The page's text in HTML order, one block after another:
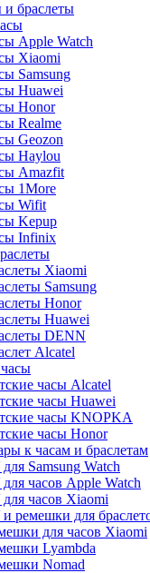
браслеты
Apple Watch
Xiaomi
Samsung
Huawei
Honor
Realme
Geozon
Haylou
Amazfit
1More
Wifit
Kepup
Infinix
Xiaomi
Samsung
Honor
Huawei
DENN
Alcatel
часы Alcatel
часы Huawei
часы KNOPKA
часы Honor
к часам и браслетам
Samsung Watch
часов Apple Watch
часов Xiaomi
ремешки для
для часов Xiaomi
Lyambda
Nomad